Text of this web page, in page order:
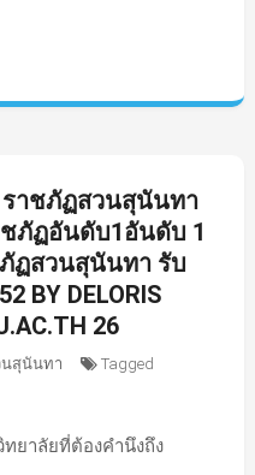
าชภัฏสวนสุนันทา
ภัฏอันดับ1อันดับ 1
ฏสวนสุนันทา รับ
BY DELORIS
26
นสุนันทา
Tagged
ทยาลัยที่ต้องคำนึงถึง